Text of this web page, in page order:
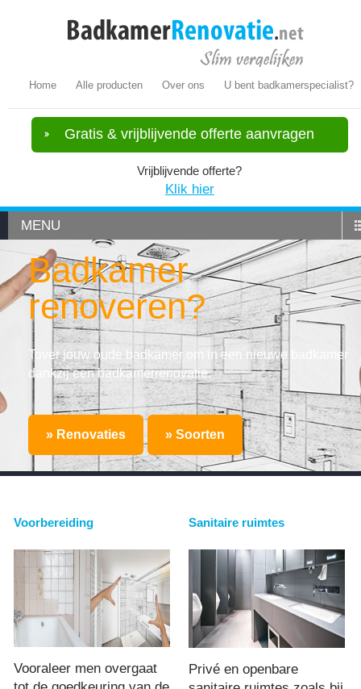
Home Alle producten Over ons U bent badkamerspecialist?
Gratis & vrijblijvende offerte aanvragen
Vrijblijvende offerte?
Klik hier
MENU
Badkamer
renoveren?
Tover jouw oude badkamer om in een nieuwe badkamer
dankzij een badkamerrenovatie.
» Renovaties » Soorten
Voorbereiding
Vooraleer men overgaat
Sanitaire ruimtes
Privé en openbare